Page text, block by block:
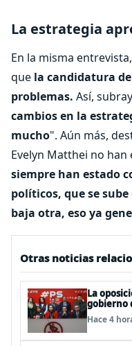
La estrategia
En la misma
que la candidatura
problemas. Así,
cambios en la
mucho". Aún más,
Evelyn Matthei no
siempre han estado
políticos, que se
baja otra, eso ya
Otras noticias
La
gobierno
Hace 4